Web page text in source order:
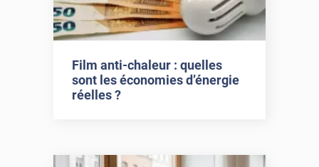
Film anti-chaleur : quelles
sont les économies d’énergie
réelles ?